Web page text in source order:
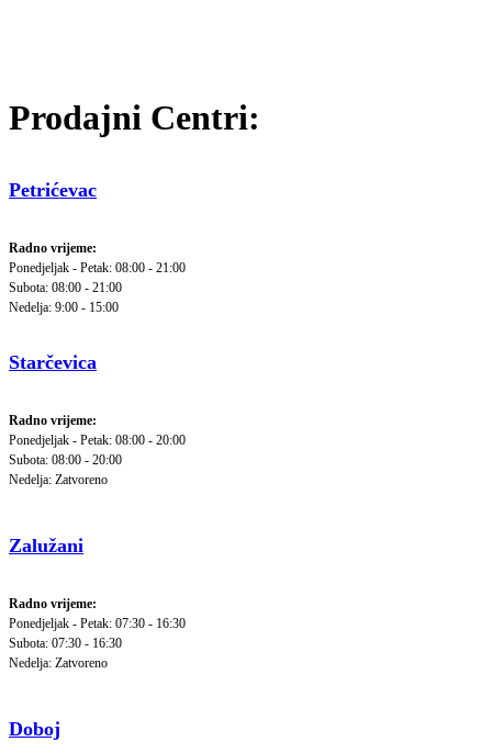
Prodajni Centri:
Petrićevac
Radno vrijeme:
Ponedjeljak - Petak: 08:00 - 21:00
Subota: 08:00 - 21:00
Nedelja: 9:00 - 15:00
Starčevica
Radno vrijeme:
Ponedjeljak - Petak: 08:00 - 20:00
Subota: 08:00 - 20:00
Nedelja: Zatvoreno
Zalužani
Radno vrijeme:
Ponedjeljak - Petak: 07:30 - 16:30
Subota: 07:30 - 16:30
Nedelja: Zatvoreno
Doboj